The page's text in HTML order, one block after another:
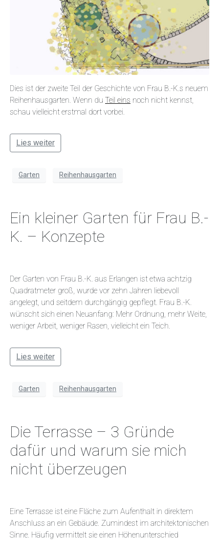
Dies ist der zweite Teil der Geschichte von Frau B.-K.s neuem
Reihenhausgarten. Wenn du Teil eins noch nicht kennst,
schau vielleicht erstmal dort vorbei.
Lies weiter
Garten Reihenhausgarten
Ein kleiner Garten für Frau B.-
K. – Konzepte
Der Garten von Frau B.-K. aus Erlangen ist etwa achtzig
Quadratmeter groß, wurde vor zehn Jahren liebevoll
angelegt, und seitdem durchgängig gepflegt. Frau B.-K.
wünscht sich einen Neuanfang: Mehr Ordnung, mehr Weite,
weniger Arbeit, weniger Rasen, vielleicht ein Teich.
Lies weiter
Garten Reihenhausgarten
Die Terrasse – 3 Gründe
dafür und warum sie mich
nicht überzeugen
Eine Terrasse ist eine Fläche zum Aufenthalt in direktem
Anschluss an ein Gebäude. Zumindest im architektonischen
Sinne. Häufig vermittelt sie einen Höhenunterschied